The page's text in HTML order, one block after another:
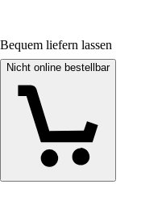
Bequem liefern lassen
Nicht online bestellbar